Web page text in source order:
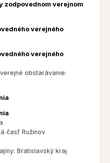
zodpovednom verejnom
verejného
verejného
obstarávanie:
časť Ružinov
Bratislavský kraj